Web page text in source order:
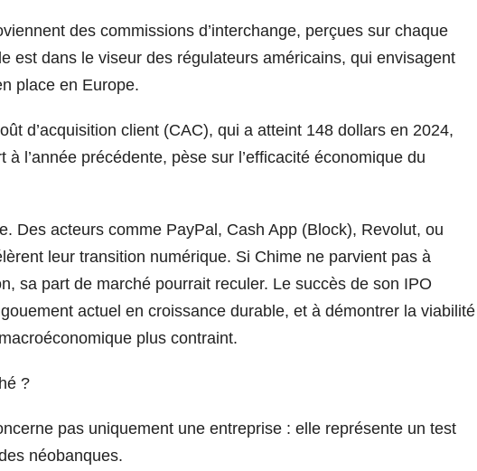
des commissions d’interchange, perçues sur chaque
est dans le viseur des régulateurs américains, qui envisagent
place en Europe.
d’acquisition client (CAC), qui a atteint 148 dollars en 2024,
l’année précédente, pèse sur l’efficacité économique du
Des acteurs comme PayPal, Cash App (Block), Revolut, ou
leur transition numérique. Si Chime ne parvient pas à
sa part de marché pourrait reculer. Le succès de son IPO
actuel en croissance durable, et à démontrer la viabilité
plus contraint.
?
pas uniquement une entreprise : elle représente un test
néobanques.